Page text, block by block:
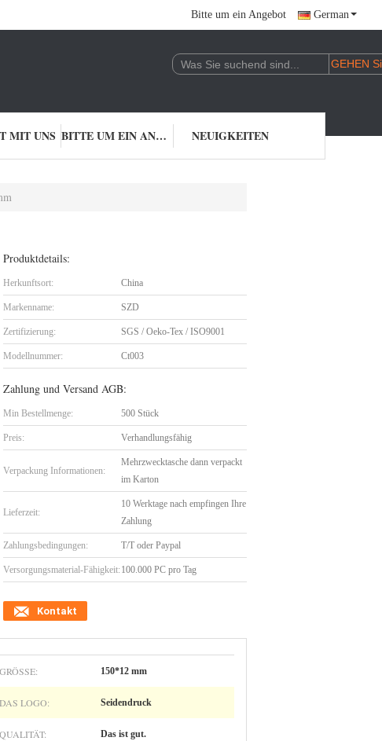
Bitte um ein Angebot German
MIT UNS BITTE UM EIN ANGEBOT NEUIGKEITEN
Produktdetails:
Herkunftsort: China
Markenname: SZD
Zertifizierung: SGS / Oeko-Tex / ISO9001
Modellnummer: Ct003
Zahlung und Versand AGB:
Min Bestellmenge: 500 Stück
Preis: Verhandlungsfähig
Verpackung Informationen:
Mehrzwecktasche dann verpackt
im Karton
Lieferzeit:
10 Werktage nach empfingen Ihre
Zahlung
Zahlungsbedingungen: T/T oder Paypal
Versorgungsmaterial-Fähigkeit: 100.000 PC pro Tag
Kontakt
GRÖSSE: 150*12 mm
DAS LOGO: Seidendruck
QUALITÄT: Das ist gut.